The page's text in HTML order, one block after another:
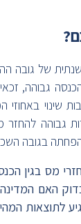
של גובה
גבוהה,
שינוי
גבוהה להחזר
בגובה
מס בגין
האם המדינה
לתוצאות